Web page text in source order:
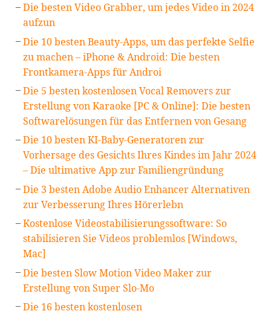
Die besten Video Grabber, um jedes Video in 2024
aufzun
Die 10 besten Beauty-Apps, um das perfekte Selfie
zu machen – iPhone & Android: Die besten
Frontkamera-Apps für Androi
Die 5 besten kostenlosen Vocal Removers zur
Erstellung von Karaoke [PC & Online]: Die besten
Softwarelösungen für das Entfernen von Gesang
Die 10 besten KI-Baby-Generatoren zur
Vorhersage des Gesichts Ihres Kindes im Jahr 2024
– Die ultimative App zur Familiengründung
Die 3 besten Adobe Audio Enhancer Alternativen
zur Verbesserung Ihres Hörerlebn
Kostenlose Videostabilisierungssoftware: So
stabilisieren Sie Videos problemlos [Windows,
Mac]
Die besten Slow Motion Video Maker zur
Erstellung von Super Slo-Mo
Die 16 besten kostenlosen